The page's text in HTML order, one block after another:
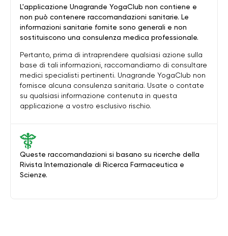
Queste raccomandazioni si basano su ricerche della
Rivista Internazionale di Ricerca Farmaceutica e
Scienze.
L'applicazione Unagrande YogaClub non contiene e
non può contenere raccomandazioni sanitarie. Le
informazioni sanitarie fornite sono generali e non
sostituiscono una consulenza medica professionale.
Pertanto, prima di intraprendere qualsiasi azione sulla
base di tali informazioni, raccomandiamo di consultare
medici specialisti pertinenti. Unagrande YogaClub non
fornisce alcuna consulenza sanitaria. Usate o contate
su qualsiasi informazione contenuta in questa
applicazione a vostro esclusivo rischio.